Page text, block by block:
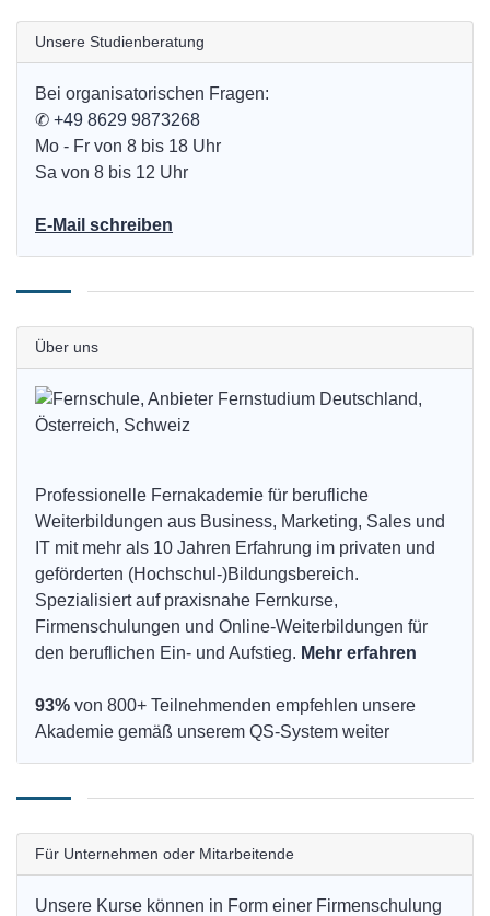
Unsere Studienberatung
Bei organisatorischen Fragen:
✆ +49 8629 9873268
Mo - Fr von 8 bis 18 Uhr
Sa von 8 bis 12 Uhr
E-Mail schreiben
Über uns
Professionelle Fernakademie für berufliche
Weiterbildungen aus Business, Marketing, Sales und
IT mit mehr als 10 Jahren Erfahrung im privaten und
geförderten (Hochschul-)Bildungsbereich.
Spezialisiert auf praxisnahe Fernkurse,
Firmenschulungen und Online-Weiterbildungen für
den beruflichen Ein- und Aufstieg. Mehr erfahren
93% von 800+ Teilnehmenden empfehlen unsere
Akademie gemäß unserem QS-System weiter
Für Unternehmen oder Mitarbeitende
Unsere Kurse können in Form einer Firmenschulung